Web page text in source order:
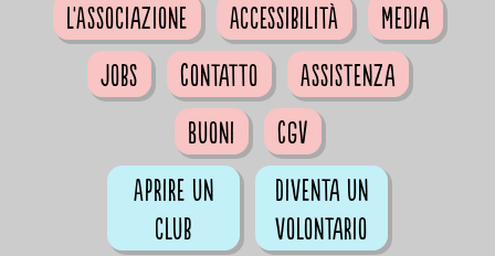
L'Associazione Accessibilità
Media
Jobs
Contatto
Assistenza
Buoni
CGV
Aprire un
club
Diventa un
volontario